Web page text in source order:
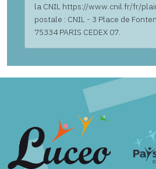
la CNIL https://www.cnil.fr/fr/
postale : CNIL - 3 Place de
75334 PARIS CEDEX 07.